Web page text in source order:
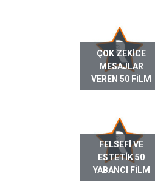
ÇOK ZEKICE
MESAJLAR
VEREN 50 FILM
FELSEFI VE
ESTETIK 50
YABANCI FILM